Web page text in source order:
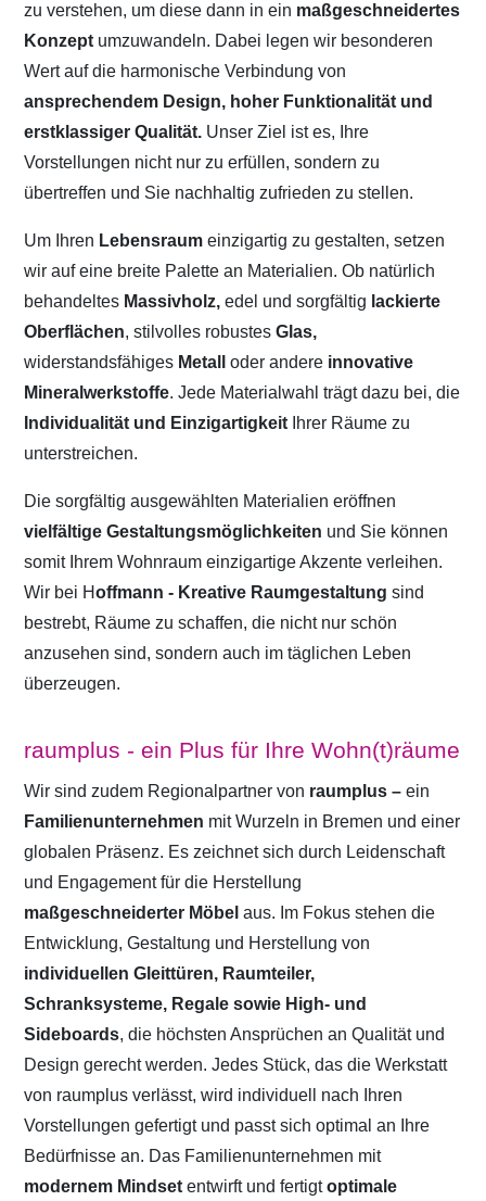
zu verstehen, um diese dann in ein maßgeschneidertes
Konzept umzuwandeln. Dabei legen wir besonderen
Wert auf die harmonische Verbindung von
ansprechendem Design, hoher Funktionalität und
erstklassiger Qualität. Unser Ziel ist es, Ihre
Vorstellungen nicht nur zu erfüllen, sondern zu
übertreffen und Sie nachhaltig zufrieden zu stellen.
Um Ihren Lebensraumeinzigartig zu gestalten, setzen
wir auf eine breite Palette an Materialien. Ob natürlich
behandeltes Massivholz, edel und sorgfältig lackierte
Oberflächen, stilvolles robustesGlas,
widerstandsfähiges Metalloder andere innovative
Mineralwerkstoffe. Jede Materialwahl trägt dazu bei, die
Individualität und Einzigartigkeit Ihrer Räume zu
unterstreichen.
Die sorgfältig ausgewählten Materialien eröffnen
vielfältige Gestaltungsmöglichkeiten und Sie können
somit Ihrem Wohnraum einzigartige Akzente verleihen.
Wir bei Hoffmann - Kreative Raumgestaltung sind
bestrebt, Räume zu schaffen, die nicht nur schön
anzusehen sind, sondern auch im täglichen Leben
überzeugen.
raumplus - ein Plus für Ihre Wohn(t)räume
Wir sind zudem Regionalpartner von raumplus – ein
Familienunternehmen mit Wurzeln in Bremen und einer
globalen Präsenz. Es zeichnet sich durch Leidenschaft
und Engagement für die Herstellung
maßgeschneiderter Möbelaus. Im Fokus stehen die
Entwicklung, Gestaltung und Herstellung von
individuellen Gleittüren, Raumteiler,
Schranksysteme, Regale sowie High- und
Sideboards, die höchsten Ansprüchen an Qualität und
Design gerecht werden. Jedes Stück, das die Werkstatt
von raumplus verlässt, wird individuell nach Ihren
Vorstellungen gefertigt und passt sich optimal an Ihre
Bedürfnisse an. Das Familienunternehmen mit
modernem Mindset entwirft und fertigtoptimale